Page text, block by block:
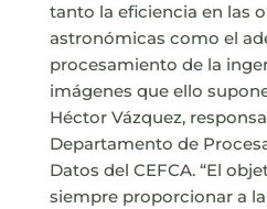
tanto la eficiencia en las
astronómicas como el
procesamiento de la
imágenes que ello
Héctor Vázquez,
Departamento de
Datos del CEFCA. “El
siempre proporcionar a